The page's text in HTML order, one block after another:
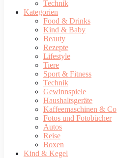
Technik
Kategorien
Food & Drinks
Kind & Baby
Beauty
Rezepte
Lifestyle
Tiere
Sport & Fitness
Technik
Gewinnspiele
Haushaltsgeräte
Kaffeemaschinen & Co
Fotos und Fotobücher
Autos
Reise
Boxen
Kind & Kegel